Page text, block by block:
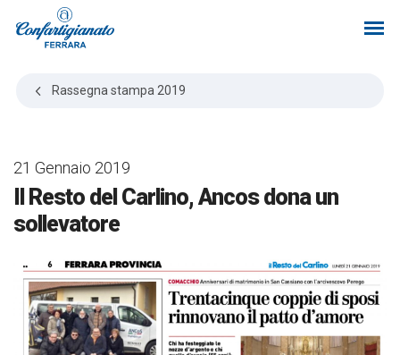
Rassegna stampa 2019
21 Gennaio 2019
Il Resto del Carlino, Ancos dona un
sollevatore